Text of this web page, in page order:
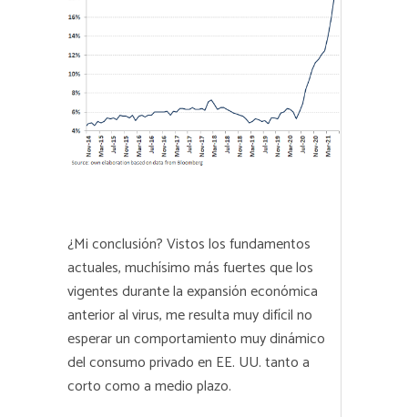
¿Mi conclusión? Vistos los fundamentos
actuales, muchísimo más fuertes que los
vigentes durante la expansión económica
anterior al virus, me resulta muy difícil no
esperar un comportamiento muy dinámico
del consumo privado en EE. UU. tanto a
corto como a medio plazo.